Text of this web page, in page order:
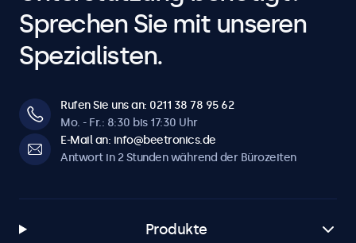
Auto-An
Automatisch einschalten bei Strom / Signal.
Dimmen
oder optionalen Dimmer.
Software & Kompatibilität
Windows 8, 10, 11
Windows Embedded
Sprechen Sie mit unseren
Spezialisten.
Rufen Sie uns an: 0211 38 78 95 62
Mo. - Fr.: 8:30 bis 17:30 Uhr
E-Mail an: info@beetronics.de
Antwort in 2 Stunden während der Bürozeiten
Produkte